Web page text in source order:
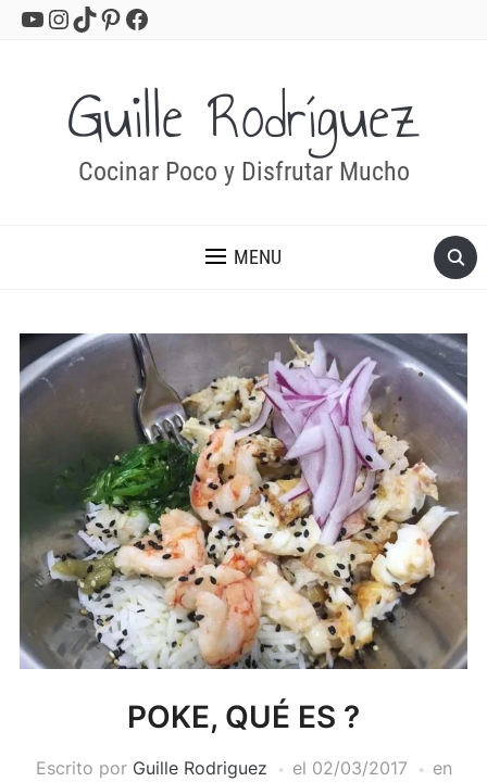
YouTube
Instagram
TikTok
Pinterest
Facebook
Guille Rodríguez
Cocinar Poco y Disfrutar Mucho
MENU
POKE, QUÉ ES ?
Escrito por Guille Rodriguez el 02/03/2017
en